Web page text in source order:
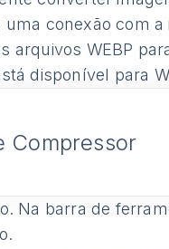
conexão com
arquivos WEBP
disponível para
Compressor
Na barra de